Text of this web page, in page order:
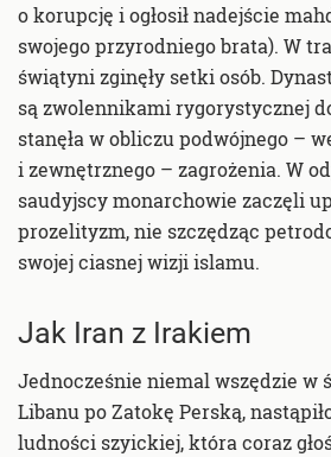
o korupcję i ogłosił nadejście
swojego przyrodniego brata). W
świątyni zginęły setki osób.
są zwolennikami rygorystycznej
stanęła w obliczu podwójnego –
i zewnętrznego – zagrożenia. W
saudyjscy monarchowie zaczęli
prozelityzm, nie szczędząc
swojej ciasnej wizji islamu.
Jak Iran z Irakiem
Jednocześnie niemal wszędzie w
Libanu po Zatokę Perską,
ludności szyickiej, która coraz